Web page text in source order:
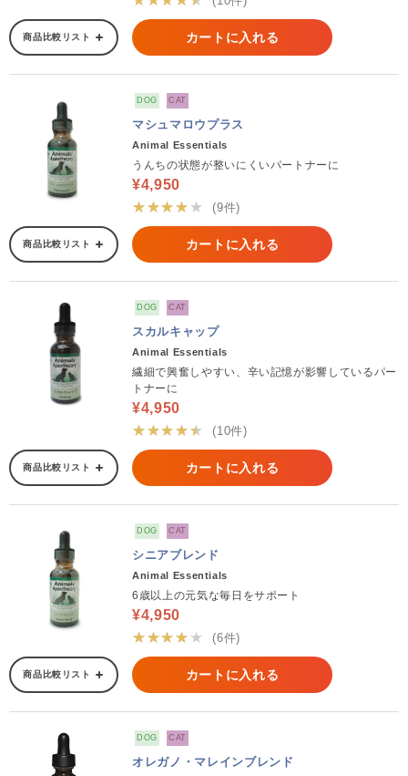
商品比較リスト カートに入れる
DOG CAT
マシュマロウプラス
Animal Essentials
うんちの状態が整いにくいパートナーに
¥4,950
★★★★★
(9件)
商品比較リスト カートに入れる
DOG CAT
スカルキャップ
Animal Essentials
繊細で興奮しやすい、辛い記憶が影響しているパー
トナーに
¥4,950
★★★★★
(10件)
商品比較リスト カートに入れる
DOG CAT
シニアブレンド
Animal Essentials
6歳以上の元気な毎日をサポート
¥4,950
★★★★★
(6件)
商品比較リスト カートに入れる
DOG CAT
オレガノ・マレインブレンド